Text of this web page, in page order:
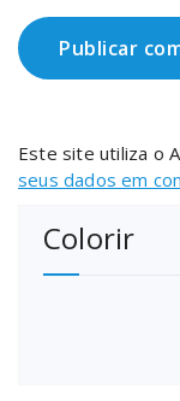
Este site utiliza o
seus dados em
Colorir